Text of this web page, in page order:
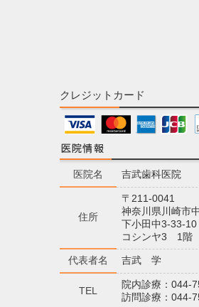
クレジットカード
医院名 吉武歯科医院
住所
〒211-0041
神奈川県川崎市
下小田中3-33-10
コシンヤ3 1階
代表者名 吉武 学
TEL
院内診療：044-
訪問診療：044-